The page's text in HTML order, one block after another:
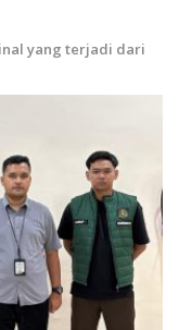
yang terjadi dari